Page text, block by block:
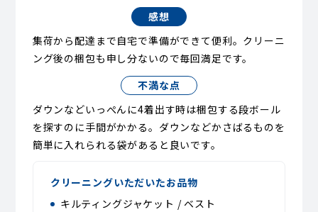
感想
集荷から配達まで自宅で準備ができて便利。クリーニ
ング後の梱包も申し分ないので毎回満足です。
不満な点
ダウンなどいっぺんに4着出す時は梱包する段ボール
を探すのに手間がかかる。ダウンなどかさばるものを
簡単に入れられる袋があると良いです。
クリーニングいただいたお品物
キルティングジャケット / ベスト